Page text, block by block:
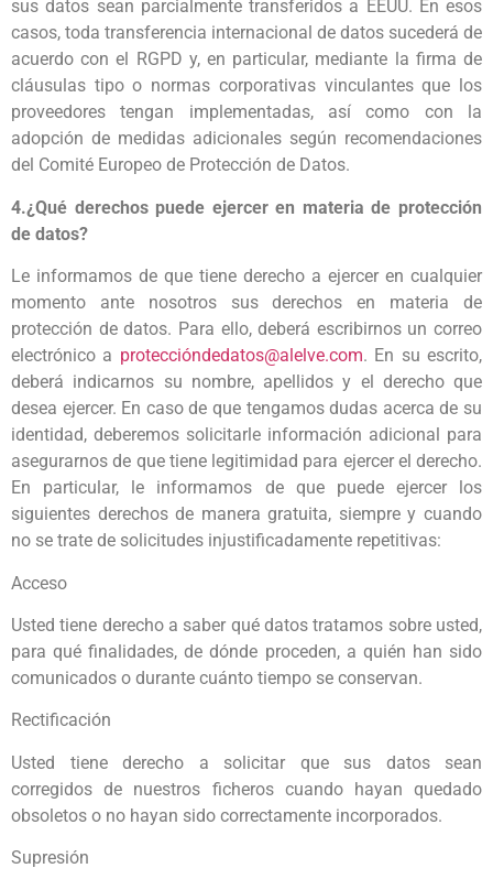
sus datos sean parcialmente transferidos a EEUU. En esos
casos, toda transferencia internacional de datos sucederá de
acuerdo con el RGPD y, en particular, mediante la firma de
cláusulas tipo o normas corporativas vinculantes que los
proveedores tengan implementadas, así como con la
adopción de medidas adicionales según recomendaciones
del Comité Europeo de Protección de Datos.
4.¿Qué derechos puede ejercer en materia de protección
de datos?
Le informamos de que tiene derecho a ejercer en cualquier
momento ante nosotros sus derechos en materia de
protección de datos. Para ello, deberá escribirnos un correo
electrónico a proteccióndedatos@alelve.com. En su escrito,
deberá indicarnos su nombre, apellidos y el derecho que
desea ejercer. En caso de que tengamos dudas acerca de su
identidad, deberemos solicitarle información adicional para
asegurarnos de que tiene legitimidad para ejercer el derecho.
En particular, le informamos de que puede ejercer los
siguientes derechos de manera gratuita, siempre y cuando
no se trate de solicitudes injustificadamente repetitivas:
Acceso
Usted tiene derecho a saber qué datos tratamos sobre usted,
para qué finalidades, de dónde proceden, a quién han sido
comunicados o durante cuánto tiempo se conservan.
Rectificación
Usted tiene derecho a solicitar que sus datos sean
corregidos de nuestros ficheros cuando hayan quedado
obsoletos o no hayan sido correctamente incorporados.
Supresión